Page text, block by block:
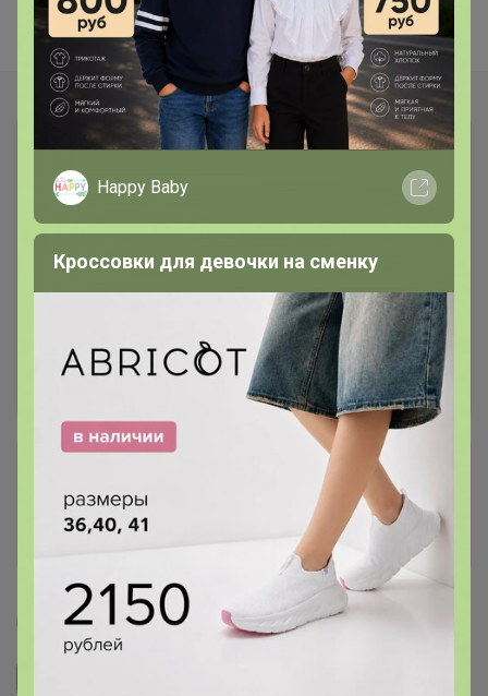
Показаны записи 1-5
Сбор заказов в данной закупке
завершен
Перейти к текущей закупке
Артемида
Happy Baby
Кроссовки для девочки на сменку